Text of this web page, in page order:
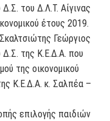
του Δ.Λ.Τ. Αίγινας
έτους 2019.
Γεώργιος
της Κ.Ε.Δ.Α. που
της οικονομικού
Κ.Ε.Δ.Α. κ. Σαλπέα –
επιλογής παιδιών